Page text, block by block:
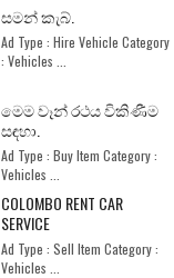
සමන් කැබ්.
Ad Type : Hire Vehicle Category
: Vehicles ...
මෙම වෑන් රථය විකිණීම
සඳහා.
Ad Type : Buy Item Category :
Vehicles ...
COLOMBO RENT CAR
SERVICE
Ad Type : Sell Item Category :
Vehicles ...